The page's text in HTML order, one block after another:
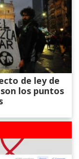
de ley de
los puntos